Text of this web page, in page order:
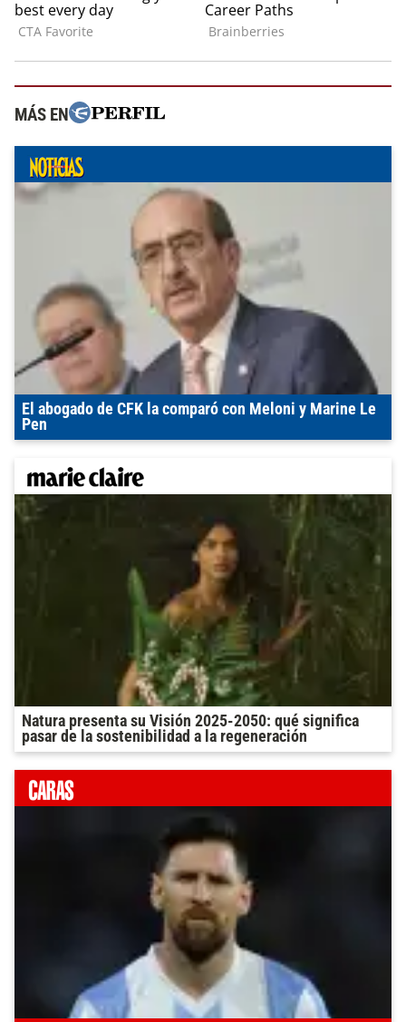
MÁS EN
El abogado de CFK la comparó con Meloni y Marine Le
Pen
Natura presenta su Visión 2025-2050: qué significa
pasar de la sostenibilidad a la regeneración